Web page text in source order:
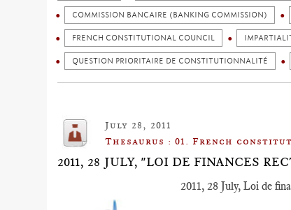
COMMISSION BANCAIRE (BANKING COMMISSION)
FRENCH CONSTITUTIONAL COUNCIL
QUESTION PRIORITAIRE DE CONSTITUTIONNALITÉ
July 28, 2011
Thesaurus : 01. French
2011, 28 JULY, "LOI DE FINANCES
2011, 28 July, Loi de